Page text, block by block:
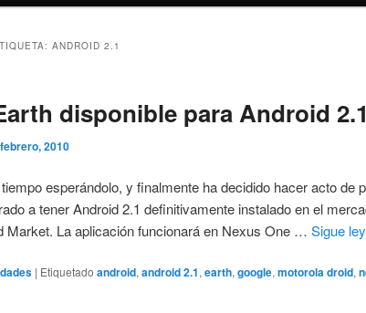
ANDROID 2.1
disponible para Android 2.1
2010
esperándolo, y finalmente ha decidido hacer acto de
a tener Android 2.1 definitivamente instalado en el
Market. La aplicación funcionará en Nexus One …Sigue
| Etiquetado android,android 2.1,earth,google,motorola droid,